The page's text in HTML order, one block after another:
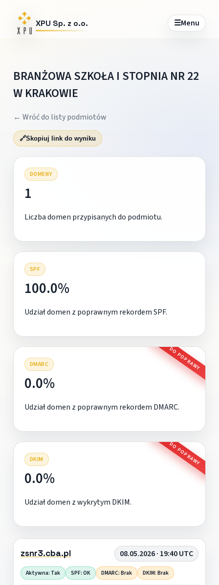
XPU Sp. z o.o. ☰Menu
BRANŻOWA SZKOŁA I STOPNIA NR 22
W KRAKOWIE
← Wróć do listy podmiotów
🔗Skopiuj link do wyniku
DOMENY
1
Liczba domen przypisanych do podmiotu.
SPF
100.0%
Udział domen z poprawnym rekordem SPF.
DMARC DO POPRAWY
0.0%
Udział domen z poprawnym rekordem DMARC.
DKIM DO POPRAWY
0.0%
Udział domen z wykrytym DKIM.
zsnr3.cba.pl 08.05.2026 · 19:40 UTC
Aktywna: Tak SPF: OK DMARC: Brak DKIM: Brak